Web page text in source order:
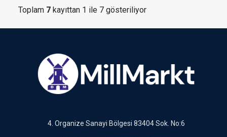
Toplam 7 kayıttan 1 ile 7 gösteriliyor
4. Organize Sanayi Bölgesi 83404 Sok. No:6